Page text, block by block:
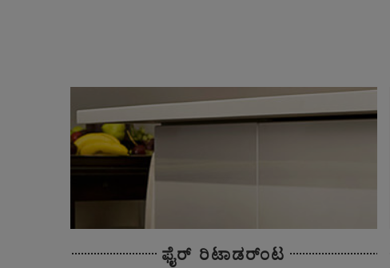
ಫೈರ್ ರಿಟಾಡರ್ಂಟ